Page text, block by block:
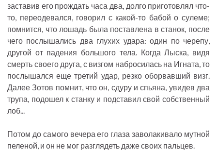
заставив его прождать часа два, долго приготовлял что-
то, переодевался, говорил с какой-то бабой о сулеме;
помнится, что лошадь была поставлена в станок, после
чего послышались два глухих удара: один по черепу,
другой от падения большого тела. Когда Лыска, видя
смерть своего друга, с визгом набросилась на Игната, то
послышался еще третий удар, резко оборвавший визг.
Далее Зотов помнит, что он, сдуру и спьяна, увидев два
трупа, подошел к станку и подставил свой собственный
лоб...
Потом до самого вечера его глаза заволакивало мутной
пеленой, и он не мог разглядеть даже своих пальцев.